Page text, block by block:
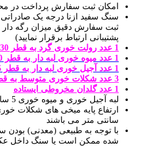
امکان ثبت سفارش پرداخت در
سنگ سفید ازنا درجه یک
ثبت سفارش دقیق میزان رگه دار
پشتیبانی ارتباط برقرار نمایید)
1 عدد رولت خوری گرد به قطر 30 سانتی متر
1 عدد میوه خوری لبه دار به قطر 30 سانتی متر
1 عدد آجیل خوری لبه دار به قطر 25 سانتی متر
3 عدد شکلات خوری متوسط به قطر 15سانتی متر
1 عدد گلدان مخروطی ایستاده
لبه آجیل خوری و میوه خوری 5 سانتی متر
سانتی متر می باشند
با توجه به طبیعی (معدنی)
شده ممکن است یا سنگ داخل